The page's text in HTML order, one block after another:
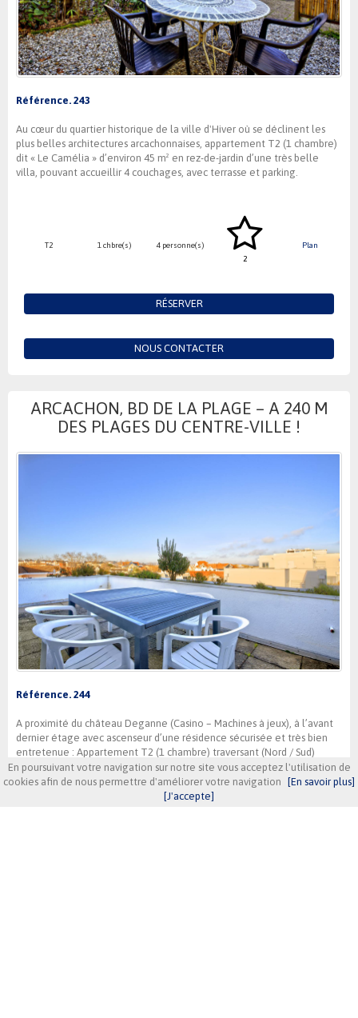
Référence. 243
Au cœur du quartier historique de la ville d'Hiver où se déclinent les
plus belles architectures arcachonnaises, appartement T2 (1 chambre)
dit « Le Camélia » d’environ 45 m² en rez-de-jardin d’une très belle
villa, pouvant accueillir 4 couchages, avec terrasse et parking.
T2 1 chbre(s)
4 personne(s)
2
Plan
RÉSERVER
NOUS CONTACTER
ARCACHON, BD DE LA PLAGE – A 240 M
DES PLAGES DU CENTRE-VILLE !
Référence. 244
A proximité du château Deganne (Casino – Machines à jeux), à l’avant
dernier étage avec ascenseur d’une résidence sécurisée et très bien
entretenue : Appartement T2 (1 chambre) traversant (Nord / Sud)
d’environ 45 m² avec parking et terrasse.
En poursuivant votre navigation sur notre site vous acceptez l'utilisation de
cookies afin de nous permettre d'améliorer votre navigation
[En savoir plus]
[J'accepte]